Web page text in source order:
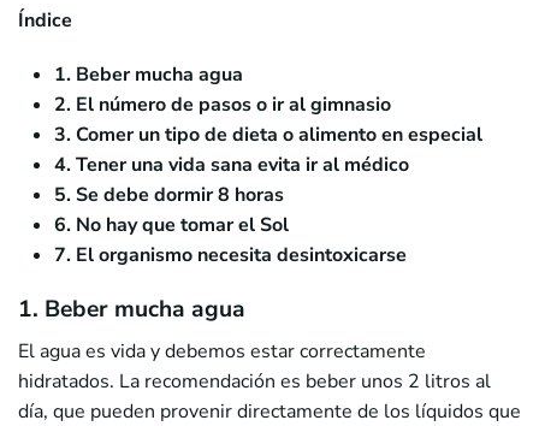
Índice
1. Beber mucha agua
2. El número de pasos o ir al gimnasio
3. Comer un tipo de dieta o alimento en especial
4. Tener una vida sana evita ir al médico
5. Se debe dormir 8 horas
6. No hay que tomar el Sol
7. El organismo necesita desintoxicarse
1. Beber mucha agua
El agua es vida y debemos estar correctamente
hidratados. La recomendación es beber unos 2 litros al
día, que pueden provenir directamente de los líquidos que